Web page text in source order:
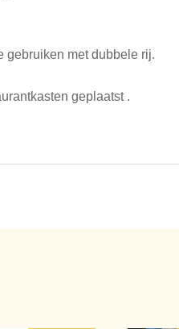
gebruiken met dubbele rij.
geplaatst .